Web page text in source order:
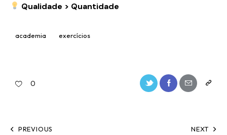
Qualidade > Quantidade
academia exercícios
0
PREVIOUS NEXT